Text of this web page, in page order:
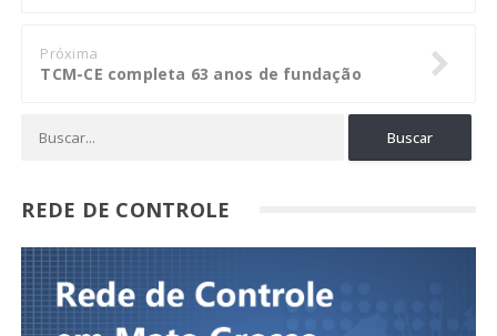
Próxima
TCM-CE completa 63 anos de fundação
REDE DE CONTROLE